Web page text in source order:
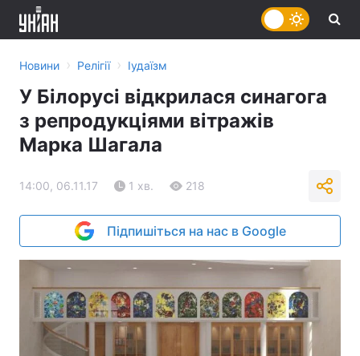
Новини › Релігії › Іудаїзм
У Білорусі відкрилася синагога
з репродукціями вітражів
Марка Шагала
14:00, 06.11.17 1 хв. 218
Підпишіться на нас в Google